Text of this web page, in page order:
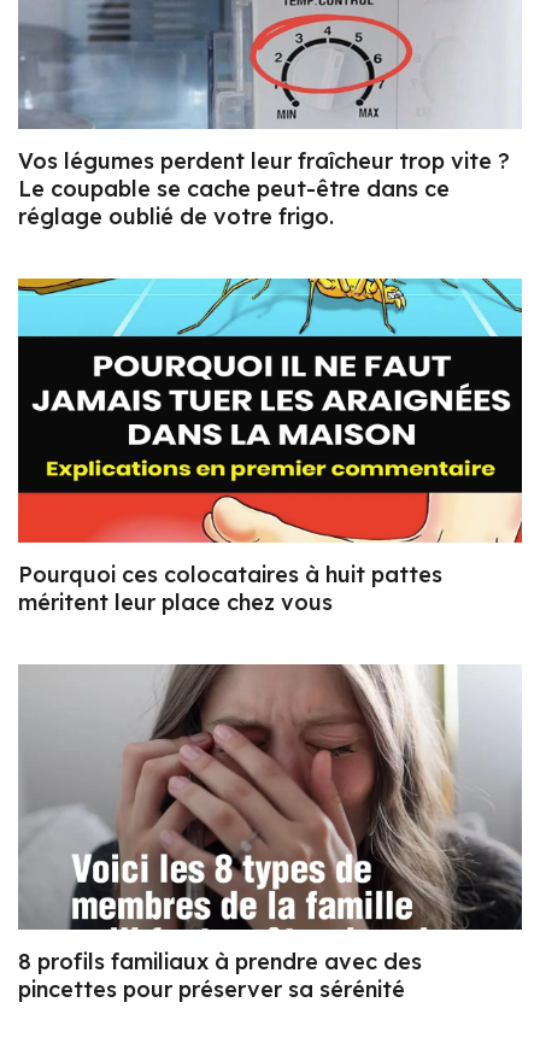
Vos légumes perdent leur fraîcheur trop vite ?
Le coupable se cache peut-être dans ce
réglage oublié de votre frigo.
Pourquoi ces colocataires à huit pattes
méritent leur place chez vous
8 profils familiaux à prendre avec des
pincettes pour préserver sa sérénité